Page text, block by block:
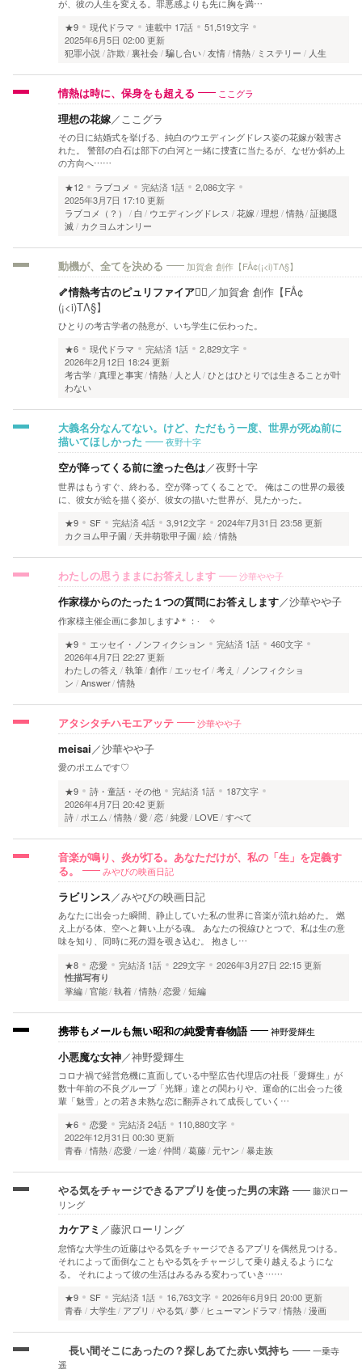
が、彼の人生を変える。罪悪感よりも先に胸を満…
★9
現代ドラマ 連載中 17話
51,519文字
2025年6月5日 02:00 更新
犯罪小説
詐欺 裏社会 騙し合い 友情 情熱 ミステリー 人生
情熱は時に、保身をも超える ここグラ
理想の花嫁／ ここグラ
その日に結婚式を挙げる、純白のウエディングドレス姿の花嫁が殺害さ
れた。 警部の白石は部下の白河と一緒に捜査に当たるが、なぜか斜め上
の方向へ……
★12
ラブコメ 完結済 1話
2,086文字
2025年3月7日 17:10 更新
ラブコメ（？）
白 ウエディングドレス 花嫁 理想 情熱 証拠隠
滅
カクヨムオンリー
動機が、全てを決める 加賀倉 創作【FÅ¢(¡<i)TΛ§】
🦴情熱考古のピュリファイア❤️‍🔥 ／加賀倉 創作【FÅ¢
(¡<i)TΛ§】
ひとりの考古学者の熱意が、いち学生に伝わった。
★6
現代ドラマ 完結済 1話
2,829文字
2026年2月12日 18:24 更新
考古学 真理と事実 情熱 人と人
ひとはひとりでは生きることが叶
わない
大義名分なんてない。けど、ただもう一度、世界が死ぬ前に
描いてほしかった
夜野十字
空が降ってくる前に塗った色は／夜野十字
世界はもうすぐ、終わる。空が降ってくることで。 俺はこの世界の最後
に、彼女が絵を描く姿が、彼女の描いた世界が、見たかった。
★9
SF 完結済4話 3,912文字
2024年7月31日 23:58 更新
カクヨム甲子園
天井萌歌甲子園 絵 情熱
わたしの思うままにお答えします 沙華やや子
作家様からのたった１つの質問にお答えします／沙華やや子
作家様主催企画に参加します♪＊：·゚✧
★9
エッセイ・ノンフィクション 完結済 1話
460文字
2026年4月7日 22:27 更新
わたしの答え
執筆 創作 エッセイ 考え
ノンフィクショ
ン
Answer 情熱
アタシタチハモエアッテ 沙華やや子
meisai／沙華やや子
愛のポエムです♡
★9
詩・童話・その他 完結済 1話
187文字
2026年4月7日 20:42 更新
詩
ポエム 情熱 愛 恋 純愛 LOVE すべて
音楽が鳴り、炎が灯る。あなただけが、私の「生」を定義す
る。
みやびの映画日記
ラビリンス ／みやびの映画日記
あなたに出会った瞬間、静止していた私の世界に音楽が流れ始めた。 燃
え上がる体、空へと舞い上がる魂。 あなたの視線ひとつで、私は生の意
味を知り、同時に死の淵を覗き込む。 抱きし…
★8
恋愛 完結済 1話 229文字 2026年3月27日 22:15 更新
性描写有り
掌編 官能 執着 情熱 恋愛 短編
携帯もメールも無い昭和の純愛青春物語 神野愛輝生
小悪魔な女神／神野愛輝生
コロナ禍で経営危機に直面している中堅広告代理店の社長「愛輝生」が
数十年前の不良グループ「光輝」達との関わりや、運命的に出会った後
輩「魅雪」との若き未熟な恋に翻弄されて成長していく…
★6
恋愛 完結済24話
110,880文字
2022年12月31日 00:30 更新
青春 情熱 恋愛 一途 仲間 葛藤 元ヤン 暴走族
やる気をチャージできるアプリを使った男の末路
藤沢ロー
リング
カケアミ ／藤沢ローリング
怠惰な大学生の近藤はやる気をチャージできるアプリを偶然見つける。
それによって面倒なこともやる気をチャージして乗り越えるようにな
る。 それによって彼の生活はみるみる変わっていき……
★9
SF 完結済 1話 16,763文字
2026年6月9日 20:00 更新
青春
大学生 アプリ やる気 夢 ヒューマンドラマ 情熱 漫画
長い間そこにあったの？探しあてた赤い気持ち
一乗寺
遥